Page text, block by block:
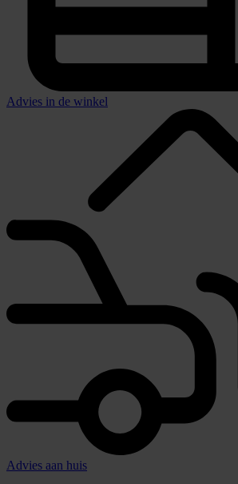
Advies in de winkel
Advies aan huis